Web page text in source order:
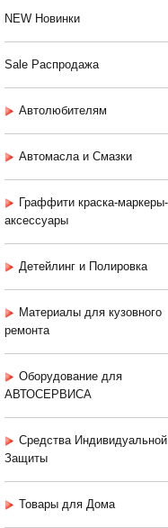
NEW Новинки
Sale Распродажа
Автолюбителям
Автомасла и Смазки
Граффити краска-маркеры-
аксессуары
Детейлинг и Полировка
Материалы для кузовного
ремонта
Оборудование для
АВТОСЕРВИСА
Средства Индивидуальной
Защиты
Товары для Дома